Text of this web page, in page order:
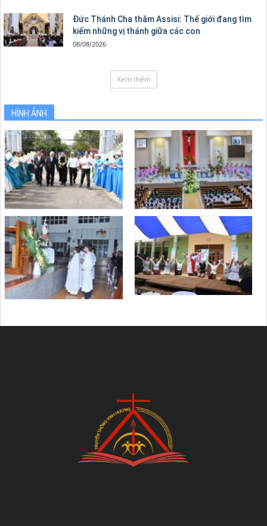
Đức Thánh Cha thăm Assisi: Thế giới đang tìm
kiếm những vị thánh giữa các con
08/08/2026
Xem thêm
HÌNH ẢNH